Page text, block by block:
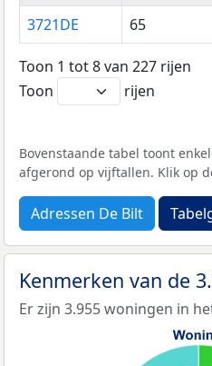
3721DE
65
Toon 1 tot 8 van 227 rijen
Toon
rijen
Bovenstaande tabel toont
afgerond op vijftallen. Klik op
Adressen De Bilt
Kenmerken van de
Er zijn 3.955 woningen in